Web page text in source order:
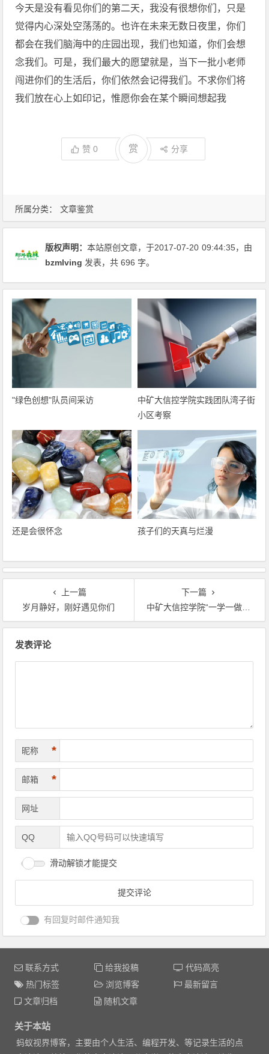
所属分类： 文章鉴赏
今天是没有看见你们的第二天，我没有很想你们，只是
觉得内心深处空荡荡的。也许在未来无数日夜里，你们
都会在我们脑海中的庄园出现，我们也知道，你们会想
念我们。可是，我们最大的愿望就是，当下一批小老师
闯进你们的生活后，你们依然会记得我们。不求你们将
我们放在心上如印记，惟愿你会在某个瞬间想起我
赞0 赏 分享
版权声明：本站原创文章，于2017-07-20 09:44:35，由
bzmlving 发表，共 696 字。
"绿色创想"队员间采访
中矿大信控学院实践团队湾子街
小区考察
还是会很怀念 孩子们的天真与烂漫
上一篇
岁月静好，刚好遇见你们
下一篇
中矿大信控学院“一学一做”参观纪念馆
发表评论
昵称 *
邮箱 *
网址
QQ
滑动解锁才能提交
有回复时邮件通知我
联系方式 给我投稿
代码高亮
热门标签
浏览博客
最新留言
文章归档
随机文章
关于本站
蚂蚁视界博客，主要由个人生活、编程开发、等记录生活的点